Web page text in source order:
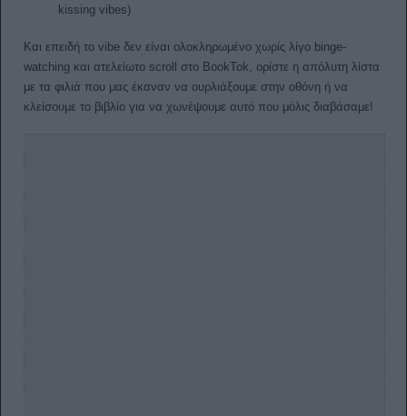
kissing vibes)
Και επειδή το vibe δεν είναι ολοκληρωμένο χωρίς λίγο binge-
watching και ατελείωτο scroll στο BookTok, ορίστε η απόλυτη λίστα
με τα φιλιά που μας έκαναν να ουρλιάξουμε στην οθόνη ή να
κλείσουμε το βιβλίο για να χωνέψουμε αυτό που μόλις διαβάσαμε!